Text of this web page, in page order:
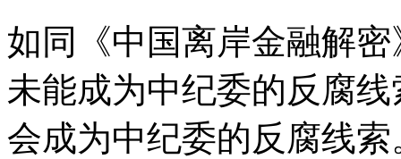
如同《中国离岸金融解
未能成为中纪委的反腐
会成为中纪委的反腐线